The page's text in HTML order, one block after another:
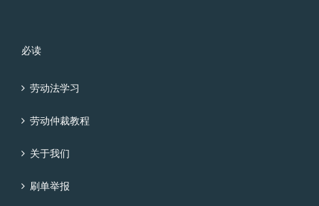
必读
劳动法学习
劳动仲裁教程
关于我们
刷单举报